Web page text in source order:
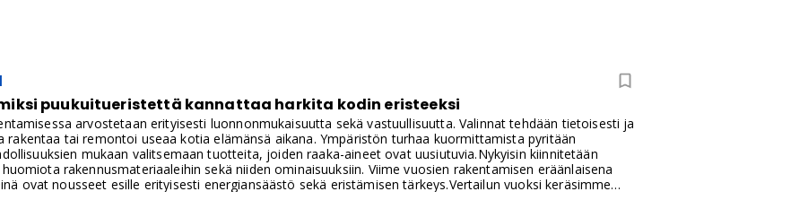
puukuitueristettä kannattaa harkita kodin eristeeksi
arvostetaan erityisesti luonnonmukaisuutta sekä vastuullisuutta. Valinnat tehdään tietoisesti ja
rakentaa tai remontoi useaa kotia elämänsä aikana. Ympäristön turhaa kuormittamista pyritään
mukaan valitsemaan tuotteita, joiden raaka-aineet ovat uusiutuvia.Nykyisin kiinnitetään
rakennusmateriaaleihin sekä niiden ominaisuuksiin. Viime vuosien rakentamisen eräänlaisena
ovat nousseet esille erityisesti energiansäästö sekä eristämisen tärkeys.Vertailun vuoksi keräsimme